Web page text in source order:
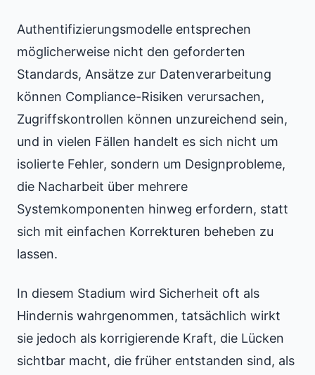
Authentifizierungsmodelle entsprechen
möglicherweise nicht den geforderten
Standards, Ansätze zur Datenverarbeitung
können Compliance-Risiken verursachen,
Zugriffskontrollen können unzureichend sein,
und in vielen Fällen handelt es sich nicht um
isolierte Fehler, sondern um Designprobleme,
die Nacharbeit über mehrere
Systemkomponenten hinweg erfordern, statt
sich mit einfachen Korrekturen beheben zu
lassen.
In diesem Stadium wird Sicherheit oft als
Hindernis wahrgenommen, tatsächlich wirkt
sie jedoch als korrigierende Kraft, die Lücken
sichtbar macht, die früher entstanden sind, als